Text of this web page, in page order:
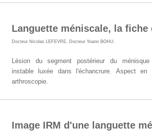
Languette méniscale, la fiche
Docteur Nicolas LEFEVRE Docteur Yoann BOHU
Lésion du segment postérieur du ménisque
instable luxée dans l'échancrure. Aspect
arthroscopie.
Image IRM d'une languette